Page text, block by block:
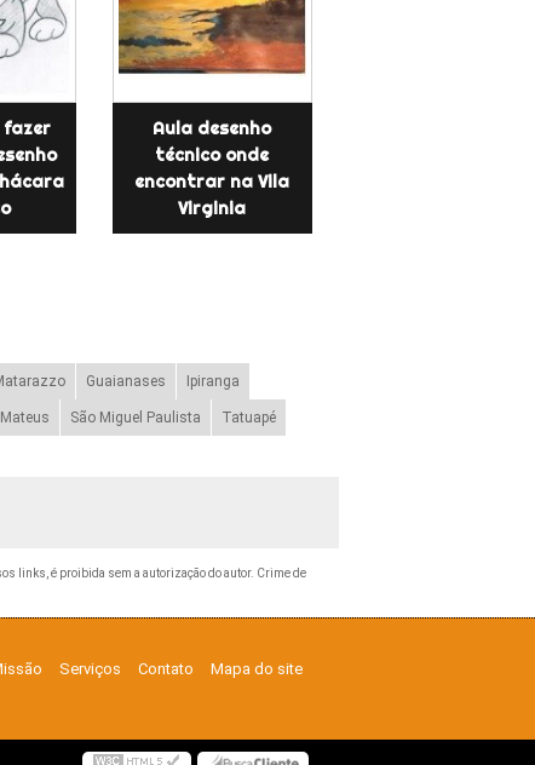
fazer
Aula desenho
técnico onde
encontrar na Vila
Virginia
Guaianases Ipiranga
São Miguel Paulista Tatuapé
links, é proibida sem a autorização do autor. Crime de
Serviços Contato Mapa do site